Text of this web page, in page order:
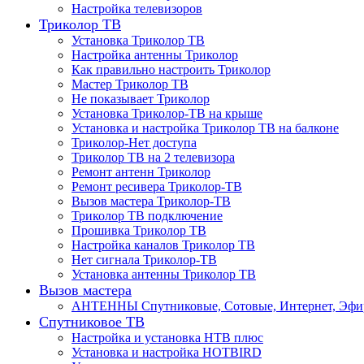
Настройка телевизоров
Триколор ТВ
Установка Триколор ТВ
Настройка антенны Триколор
Как правильно настроить Триколор
Мастер Триколор ТВ
Не показывает Триколор
Установка Триколор-ТВ на крыше
Установка и настройка Триколор ТВ на балконе
Триколор-Нет доступа
Триколор ТВ на 2 телевизора
Ремонт антенн Триколор
Ремонт ресивера Триколор-ТВ
Вызов мастера Триколор-ТВ
Триколор ТВ подключение
Прошивка Триколор ТВ
Настройка каналов Триколор ТВ
Нет сигнала Триколор-ТВ
Установка антенны Триколор ТВ
Вызов мастера
АНТЕННЫ Спутниковые, Сотовые, Интернет,
Спутниковое ТВ
Настройка и установка НТВ плюс
Установка и настройка HOTBIRD